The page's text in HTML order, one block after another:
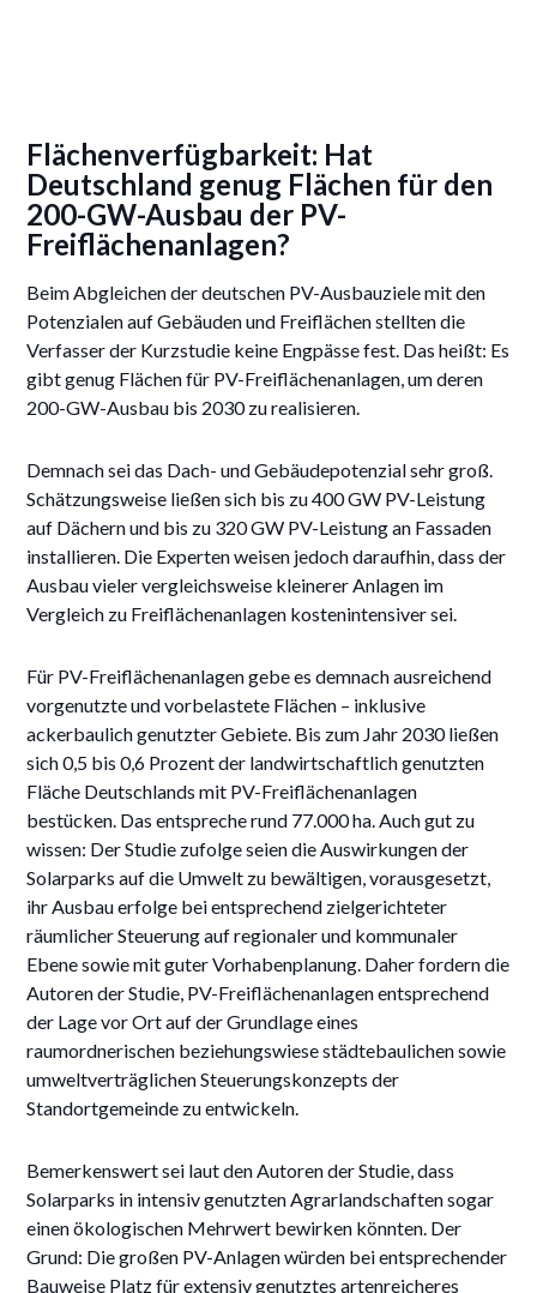
Flächenverfügbarkeit: Hat
Deutschland genug Flächen für den
200-GW-Ausbau der PV-
Freiflächenanlagen?
Beim Abgleichen der deutschen PV-Ausbauziele mit den
Potenzialen auf Gebäuden und Freiflächen stellten die
Verfasser der Kurzstudie keine Engpässe fest. Das heißt: Es
gibt genug Flächen für PV-Freiflächenanlagen, um deren
200-GW-Ausbau bis 2030 zu realisieren.
Demnach sei das Dach- und Gebäudepotenzial sehr groß.
Schätzungsweise ließen sich bis zu 400 GW PV-Leistung
auf Dächern und bis zu 320 GW PV-Leistung an Fassaden
installieren. Die Experten weisen jedoch daraufhin, dass der
Ausbau vieler vergleichsweise kleinerer Anlagen im
Vergleich zu Freiflächenanlagen kostenintensiver sei.
Für PV-Freiflächenanlagen gebe es demnach ausreichend
vorgenutzte und vorbelastete Flächen – inklusive
ackerbaulich genutzter Gebiete. Bis zum Jahr 2030 ließen
sich 0,5 bis 0,6 Prozent der landwirtschaftlich genutzten
Fläche Deutschlands mit PV-Freiflächenanlagen
bestücken. Das entspreche rund 77.000 ha. Auch gut zu
wissen: Der Studie zufolge seien die Auswirkungen der
Solarparks auf die Umwelt zu bewältigen, vorausgesetzt,
ihr Ausbau erfolge bei entsprechend zielgerichteter
räumlicher Steuerung auf regionaler und kommunaler
Ebene sowie mit guter Vorhabenplanung. Daher fordern die
Autoren der Studie, PV-Freiflächenanlagen entsprechend
der Lage vor Ort auf der Grundlage eines
raumordnerischen beziehungswiese städtebaulichen sowie
umweltverträglichen Steuerungskonzepts der
Standortgemeinde zu entwickeln.
Bemerkenswert sei laut den Autoren der Studie, dass
Solarparks in intensiv genutzten Agrarlandschaften sogar
einen ökologischen Mehrwert bewirken könnten. Der
Grund: Die großen PV-Anlagen würden bei entsprechender
Bauweise Platz für extensiv genutztes artenreicheres